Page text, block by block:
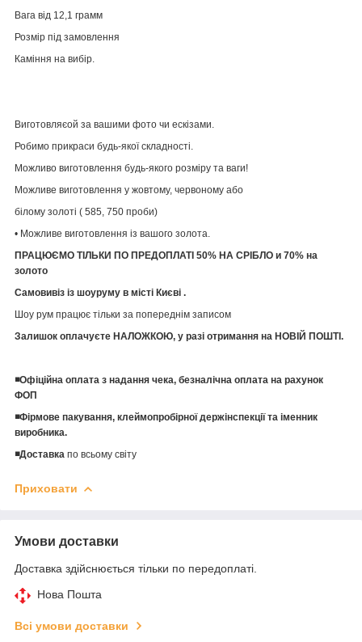
Вага від 12,1 грамм
Розмір під замовлення
Каміння на вибір.
Виготовляєой за вашими фото чи ескізами.
Робимо прикраси будь-якої складності.
Можливо виготовлення будь-якого розміру та ваги!
Можливе виготовлення у жовтому, червоному або
білому золоті ( 585, 750 проби)
• Можливе виготовлення із вашого золота.
ПРАЦЮЄМО ТІЛЬКИ ПО ПРЕДОПЛАТІ 50% НА СРІБЛО и 70% на
золото
Самовивіз із шоуруму в місті Києві .
Шоу рум працює тільки за попереднім записом
Залишок оплачуєте НАЛОЖКОЮ, у разі отримання на НОВІЙ ПОШТІ.
◾️Офіційна оплата з надання чека, безналічна оплата на рахунок
ФОП
◾️Фірмове пакування, клеймопробірної держінспекції та іменник
виробника.
◾️Доставка по всьому світу
Приховати
Умови доставки
Доставка здійснюється тільки по передоплаті.
Нова Пошта
Всі умови доставки